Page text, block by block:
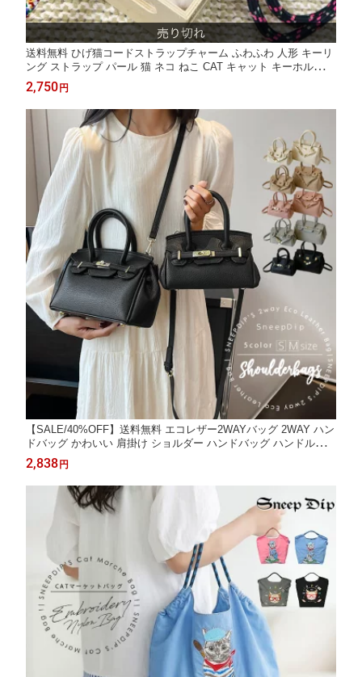
送料無料 ひげ猫コードストラップチャーム ふわふわ 人形 キーリ
ング ストラップ パール 猫 ネコ ねこ CAT キャット キーホルダー
コード ロープ カラフル ファー かわいい猫 ぶさかわ猫 韓国キー
リング チャーム かわいいキーホルダー ひげネコ レディース ゆる
キャラ
2,750 円
【SALE/40%OFF】送料無料 エコレザー2WAYバッグ 2WAY ハン
ドバッグ かわいい 肩掛け ショルダー ハンドバッグ ハンドルバッ
グ ショルダーバッグ コンパクト 高見えバッグ 無地 バッグ 合皮
エコレザー フェイクレザー 高級感 斜め掛け フェイクレザー小さ
い オールシーズン
2,838 円